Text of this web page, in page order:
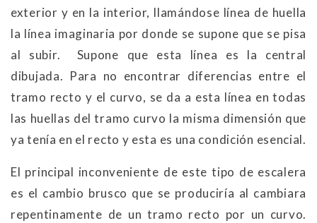
exterior y en la interior, llamándose línea de huella
la línea imaginaria por donde se supone que se pisa
al subir. Supone que esta línea es la central
dibujada. Para no encontrar diferencias entre el
tramo recto y el curvo, se da a esta línea en todas
las huellas del tramo curvo la misma dimensión que
ya tenía en el recto y esta es una condición esencial.
El principal inconveniente de este tipo de escalera
es el cambio brusco que se produciría al cambiara
repentinamente de un tramo recto por un curvo.